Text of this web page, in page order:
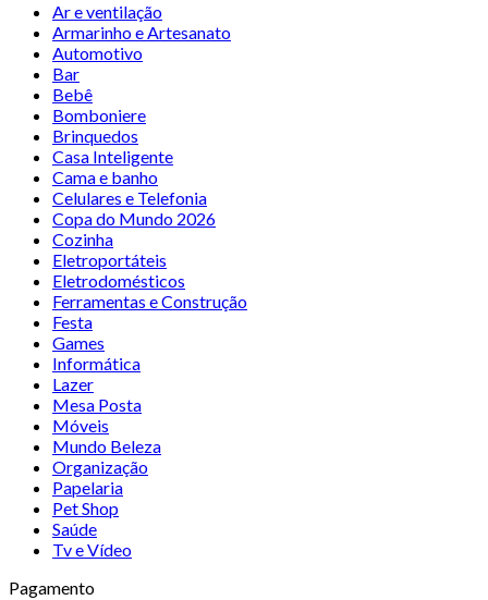
Ar e ventilação
Armarinho e Artesanato
Automotivo
Bar
Bebê
Bomboniere
Brinquedos
Casa Inteligente
Cama e banho
Celulares e Telefonia
Copa do Mundo 2026
Cozinha
Eletroportáteis
Eletrodomésticos
Ferramentas e Construção
Festa
Games
Informática
Lazer
Mesa Posta
Móveis
Mundo Beleza
Organização
Papelaria
Pet Shop
Saúde
Tv e Vídeo
Pagamento